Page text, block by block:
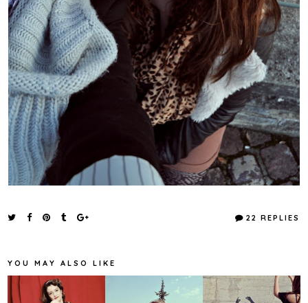
22 REPLIES
YOU MAY ALSO LIKE